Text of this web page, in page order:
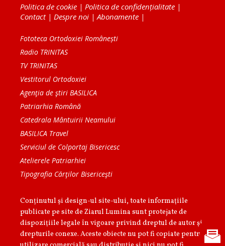
Politica de cookie | Politica de confidențialitate |
Contact| Despre noi | Abonamente |
Fototeca Ortodoxiei Românești
Radio TRINITAS
TV TRINITAS
Vestitorul Ortodoxiei
Agenţia de ştiri BASILICA
Patriarhia Română
Catedrala Mântuirii Neamului
BASILICA Travel
Serviciul de Colportaj Bisericesc
Atelierele Patriarhiei
Tipografia Cărţilor Bisericeşti
Conținutul și design-ul site-ului, toate informaţiile
publicate pe site de Ziarul Lumina sunt protejate de
dispoziţiile legale în vigoare privind dreptul de autor şi
drepturile conexe. Aceste obiecte nu pot fi copiate pentru